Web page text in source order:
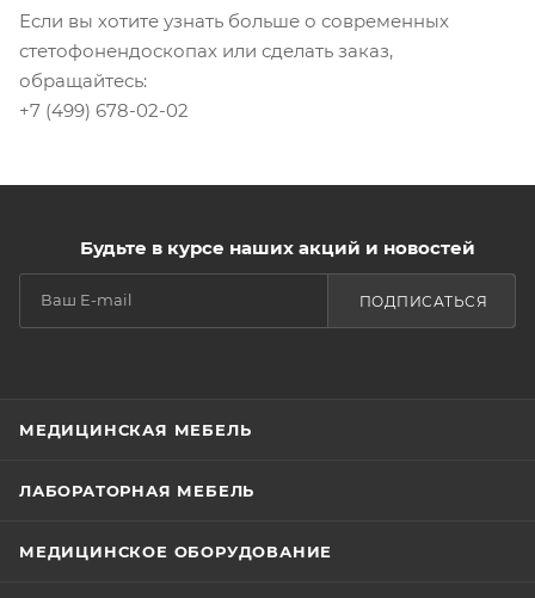
Если вы хотите узнать больше о современных
стетофонендоскопах или сделать заказ,
обращайтесь:
+7 (499) 678-02-02
Будьте в курсе наших акций и новостей
ПОДПИСАТЬСЯ
МЕДИЦИНСКАЯ МЕБЕЛЬ
ЛАБОРАТОРНАЯ МЕБЕЛЬ
МЕДИЦИНСКОЕ ОБОРУДОВАНИЕ